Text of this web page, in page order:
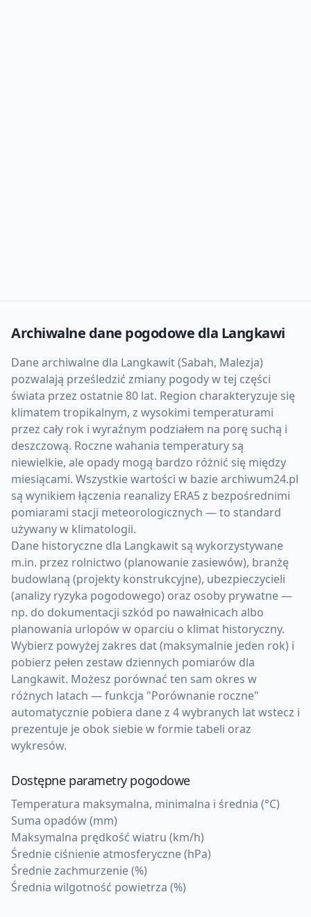
Archiwalne dane pogodowe dla Langkawi
Dane archiwalne dla Langkawit (Sabah, Malezja)
pozwalają prześledzić zmiany pogody w tej części
świata przez ostatnie 80 lat. Region charakteryzuje się
klimatem tropikalnym, z wysokimi temperaturami
przez cały rok i wyraźnym podziałem na porę suchą i
deszczową. Roczne wahania temperatury są
niewielkie, ale opady mogą bardzo różnić się między
miesiącami. Wszystkie wartości w bazie archiwum24.pl
są wynikiem łączenia reanalizy ERA5 z bezpośrednimi
pomiarami stacji meteorologicznych — to standard
używany w klimatologii.
Dane historyczne dla Langkawit są wykorzystywane
m.in. przez rolnictwo (planowanie zasiewów), branżę
budowlaną (projekty konstrukcyjne), ubezpieczycieli
(analizy ryzyka pogodowego) oraz osoby prywatne —
np. do dokumentacji szkód po nawałnicach albo
planowania urlopów w oparciu o klimat historyczny.
Wybierz powyżej zakres dat (maksymalnie jeden rok) i
pobierz pełen zestaw dziennych pomiarów dla
Langkawit. Możesz porównać ten sam okres w
różnych latach — funkcja "Porównanie roczne"
automatycznie pobiera dane z 4 wybranych lat wstecz i
prezentuje je obok siebie w formie tabeli oraz
wykresów.
Dostępne parametry pogodowe
Temperatura maksymalna, minimalna i średnia (°C)
Suma opadów (mm)
Maksymalna prędkość wiatru (km/h)
Średnie ciśnienie atmosferyczne (hPa)
Średnie zachmurzenie (%)
Średnia wilgotność powietrza (%)